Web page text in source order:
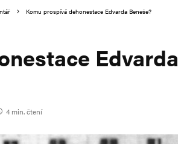
Komu prospívá dehonestace Edvarda Beneše?
Edvarda
4 min. čtení